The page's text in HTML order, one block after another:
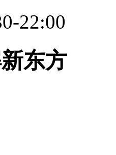
22:00
东方